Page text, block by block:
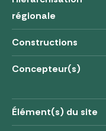
régionale
Constructions
Concepteur(s)
Élément(s) du site